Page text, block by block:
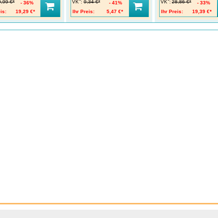
€*
19,29 €*
36% VK : 9,34 €*
Ihr Preis:
5,47 €*
41% VK : 28,86 €*
Ihr Preis:
19,39 €*
33%